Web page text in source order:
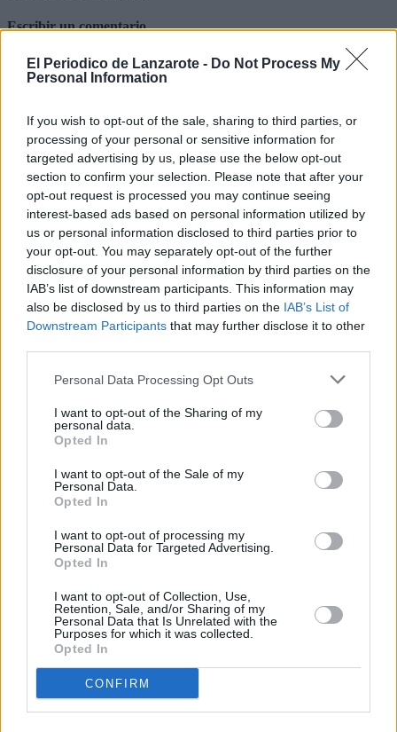
El Periodico de Lanzarote - Do Not Process My
Personal Information
If you wish to opt-out of the sale, sharing to third parties, or
processing of your personal or sensitive information for
targeted advertising by us, please use the below opt-out
section to confirm your selection. Please note that after your
opt-out request is processed you may continue seeing
interest-based ads based on personal information utilized by
us or personal information disclosed to third parties prior to
your opt-out. You may separately opt-out of the further
disclosure of your personal information by third parties on the
IAB’s list of downstream participants. This information may
also be disclosed by us to third parties on the IAB’s List of
Downstream Participants that may further disclose it to other
Personal Data Processing Opt Outs
I want to opt-out of the Sharing of my
personal data.
Opted In
I want to opt-out of the Sale of my
Personal Data.
Opted In
I want to opt-out of processing my
Personal Data for Targeted Advertising.
Opted In
I want to opt-out of Collection, Use,
Retention, Sale, and/or Sharing of my
Personal Data that Is Unrelated with the
Purposes for which it was collected.
Opted In
CONFIRM
Escribir un comentario
Nombre
(requerido)
Refescar
PUBLICIDAD
Lo más leído
Arrecife publica
el listado
provisional de la
adjudicación de
subvenciones al
transporte para
estudios reglados